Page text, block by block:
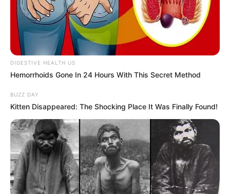
DIGESTIVE HEALTH US
Hemorrhoids Gone In 24 Hours With This Secret Method
BUZZ DAY
Kitten Disappeared: The Shocking Place It Was Finally Found!